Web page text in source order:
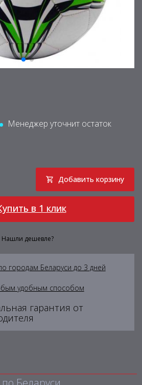
Менеджер уточнит остаток
Добавить корзину
в 1 клик
Нашли дешевле?
городам Беларуси до 3 дней
удобным способом
гарантия от